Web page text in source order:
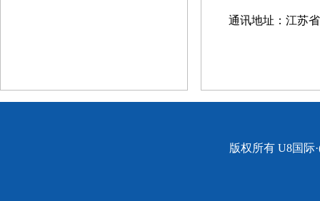
通讯地址：江苏
版权所有 U8国际